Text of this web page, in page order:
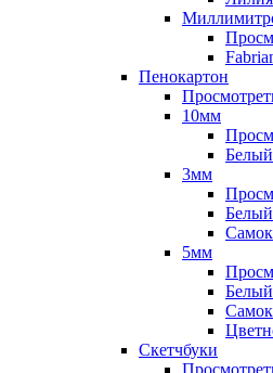
Пенокартон
10мм
Белый
3мм
Белый
5мм
Белый
Скетчбуки